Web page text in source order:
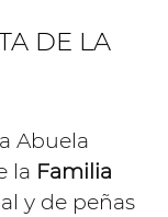
DE LA
Abuela
la Familia
y de peñas